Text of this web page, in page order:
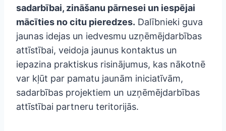
sadarbībai, zināšanu pārnesei un iespējai
mācīties no citu pieredzes. Dalībnieki guva
jaunas idejas un iedvesmu uzņēmējdarbības
attīstībai, veidoja jaunus kontaktus un
iepazina praktiskus risinājumus, kas nākotnē
var kļūt par pamatu jaunām iniciatīvām,
sadarbības projektiem un uzņēmējdarbības
attīstībai partneru teritorijās.